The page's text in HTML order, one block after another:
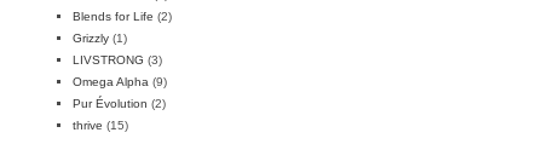
Blends for Life (2)
Grizzly (1)
LIVSTRONG (3)
Omega Alpha (9)
Pur Évolution (2)
thrive (15)